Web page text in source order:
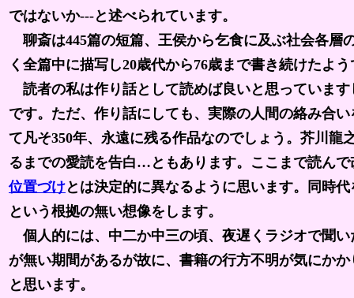
ではないか---と述べられています。
聊斎は445篇の短篇、王侯から乞食に及ぶ社会各層
く全篇中に描写し20歳代から76歳まで書き続けたよ
読者の私は作り話として読めば良いと思っていま
です。ただ、作り話にしても、実際の人間の絡み合
て凡そ350年、永遠に残る作品なのでしょう。芥川
るまでの愛読を告白…ともあります。ここまで読ん
位置づけとは決定的に異なるように思います。同時
という根拠の無い想像をします。
個人的には、中二か中三の頃、夜遅くラジオで聞
が無い期間があるが故に、書籍の行方不明が気にか
と思います。